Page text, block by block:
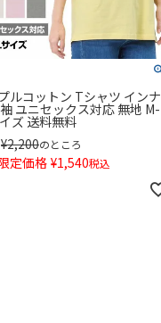
ルコットン Tシャツ インナ
ユニセックス対応 無地 M-
ズ 送料無料
¥2,200のところ
定価格 ¥1,540税込